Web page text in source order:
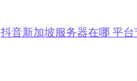
抖音新加坡服务器在哪 平